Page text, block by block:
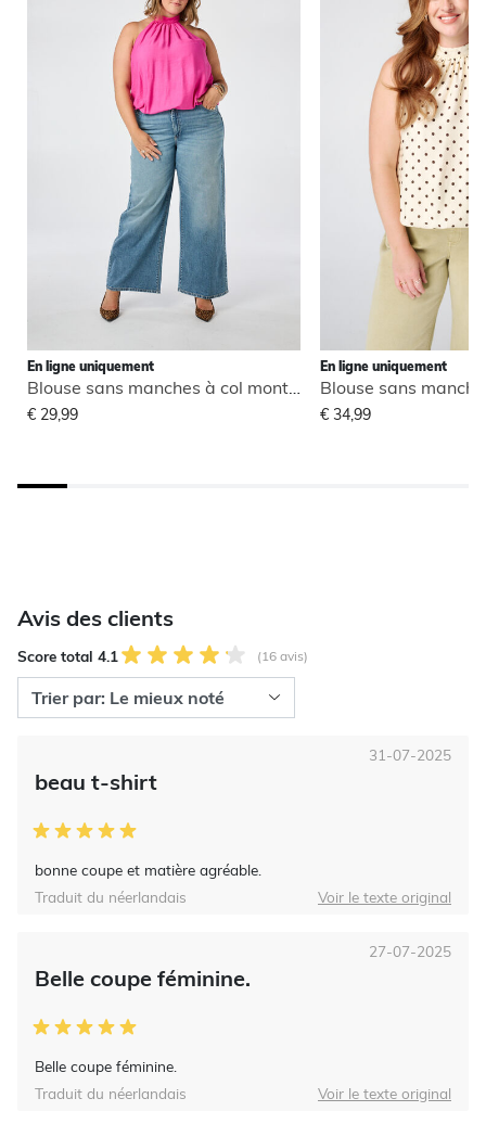
En ligne uniquement
Blouse sans manches à col montant
€ 29,99
En ligne uniquement
€ 34,99
Avis des clients
Score total 4.1 (16 avis)
beau t-shirt
bonne coupe et matière agréable.
31-07-2025
Traduit du néerlandais Voir le texte original
Belle coupe féminine.
Belle coupe féminine.
27-07-2025
Traduit du néerlandais Voir le texte original